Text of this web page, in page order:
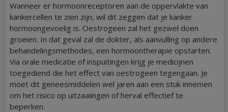
Wanneer er hormoonreceptoren aan de oppervlakte van
kankercellen te zien zijn, wil dit zeggen dat je kanker
hormoongevoelig is. Oestrogeen zal het gezwel doen
groeien. In dat geval zal de dokter, als aanvulling op andere
behandelingsmethodes, een hormoontherapie opstarten.
Via orale medicatie of inspuitingen krijg je medicijnen
toegediend die het effect van oestrogeen tegengaan. Je
moet dit geneesmiddelen wel jaren aan een stuk innemen
om het risico op uitzaaiingen of herval effectief te
beperken.